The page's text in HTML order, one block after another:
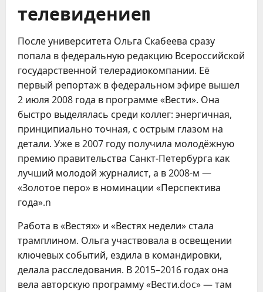
телевидениеn
После университета Ольга Скабеева сразу
попала в федеральную редакцию Всероссийской
государственной телерадиокомпании. Её
первый репортаж в федеральном эфире вышел
2 июля 2008 года в программе «Вести». Она
быстро выделялась среди коллег: энергичная,
принципиально точная, с острым глазом на
детали. Уже в 2007 году получила молодёжную
премию правительства Санкт-Петербурга как
лучший молодой журналист, а в 2008-м —
«Золотое перо» в номинации «Перспектива
года».n
Работа в «Вестях» и «Вестях недели» стала
трамплином. Ольга участвовала в освещении
ключевых событий, ездила в командировки,
делала расследования. В 2015–2016 годах она
вела авторскую программу «Вести.doc» — там